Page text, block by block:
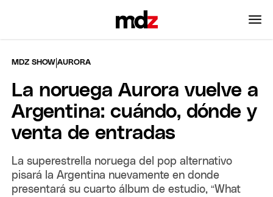
MDZ SHOW |AURORA
La noruega Aurora vuelve a
Argentina: cuándo, dónde y
venta de entradas
La superestrella noruega del pop alternativo
pisará la Argentina nuevamente en donde
presentará su cuarto álbum de estudio, “What